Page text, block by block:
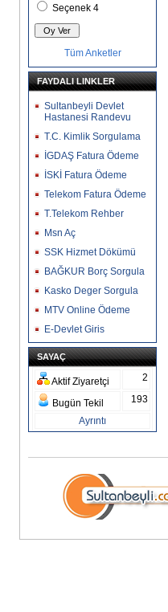
Seçenek 4
Tüm Anketler
FAYDALI LINKLER
Sultanbeyli Devlet
Hastanesi Randevu
T.C. Kimlik Sorgulama
İGDAŞ Fatura Ödeme
İSKİ Fatura Ödeme
Telekom Fatura Ödeme
T.Telekom Rehber
Msn Aç
SSK Hizmet Dökümü
BAĞKUR Borç Sorgula
Kasko Deger Sorgula
MTV Online Ödeme
E-Devlet Giris
SAYAÇ
Aktif Ziyaretçi 2
Bugün Tekil
193
Ayrıntı